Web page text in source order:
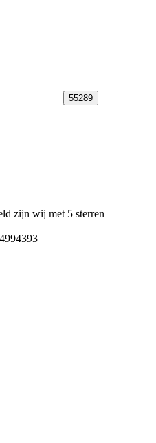
zijn wij met 5 sterren